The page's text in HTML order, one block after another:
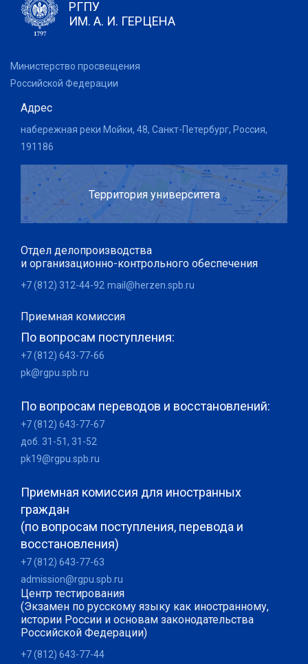
РГПУ
ИМ. А. И. ГЕРЦЕНА
Министерство просвещения
Российской Федерации
Адрес
набережная реки Мойки, 48, Санкт-Петербург, Россия,
191186
Территория университета
Отдел делопроизводства
и организационно-контрольного обеспечения
+7 (812) 312-44-92 mail@herzen.spb.ru
Приемная комиссия
По вопросам поступления:
+7 (812) 643-77-66
pk@rgpu.spb.ru
По вопросам переводов и восстановлений:
+7 (812) 643-77-67
доб. 31-51, 31-52
pk19@rgpu.spb.ru
Приемная комиссия для иностранных
граждан
(по вопросам поступления, перевода и
восстановления)
+7 (812) 643-77-63
admission@rgpu.spb.ru
Центр тестирования
(Экзамен по русскому языку как иностранному,
истории России и основам законодательства
Российской Федерации)
+7 (812) 643-77-44